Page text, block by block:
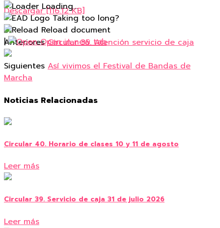
Loading...
Taking too long?
Reload document
|
Open in new tab
Descargar [116.12 KB]
Anteriores Circular 35. Atención servicio de caja
Siguientes Así vivimos el Festival de Bandas de
Marcha
Noticias Relacionadas
Circular 40. Horario de clases 10 y 11 de agosto
Leer más
Circular 39. Servicio de caja 31 de julio 2026
Leer más